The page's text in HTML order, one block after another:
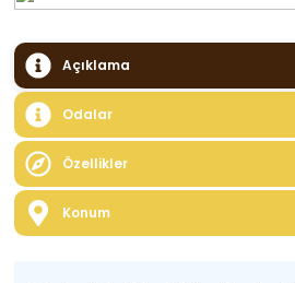
Açıklama
Odalar
Özellikler
Konum